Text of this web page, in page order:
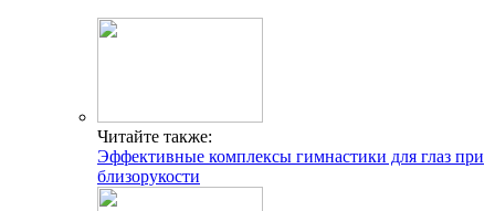
Читайте также:
Эффективные комплексы гимнастики для глаз при
близорукости